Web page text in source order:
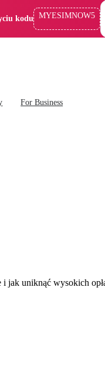
kodu MYESIMNOW5
For Business
jak uniknąć wysokich